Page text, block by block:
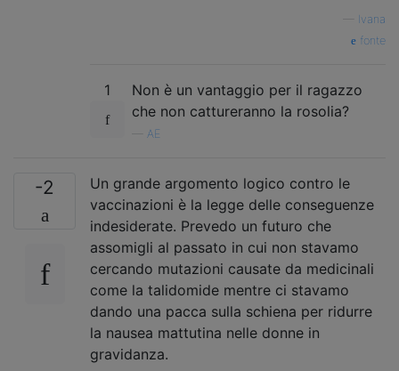
Ivana
fonte
1
Non è un vantaggio per il ragazzo
che non cattureranno la rosolia?
AE
-2
Un grande argomento logico contro le
vaccinazioni è la legge delle conseguenze
indesiderate. Prevedo un futuro che
assomigli al passato in cui non stavamo
cercando mutazioni causate da medicinali
come la talidomide mentre ci stavamo
dando una pacca sulla schiena per ridurre
la nausea mattutina nelle donne in
gravidanza.